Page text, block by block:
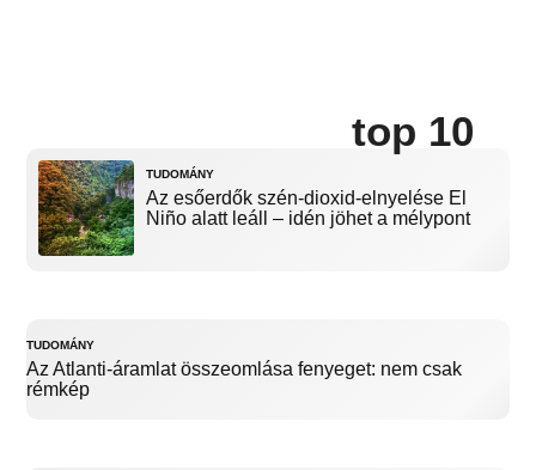
top 10
TUDOMÁNY
Az esőerdők szén-dioxid-elnyelése El
Niño alatt leáll – idén jöhet a mélypont
TUDOMÁNY
Az Atlanti-áramlat összeomlása fenyeget: nem csak
rémkép